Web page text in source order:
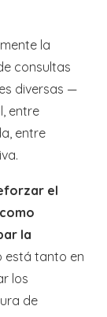
la
consultas
diversas —
entre
entre
el
la
está tanto en
los
de